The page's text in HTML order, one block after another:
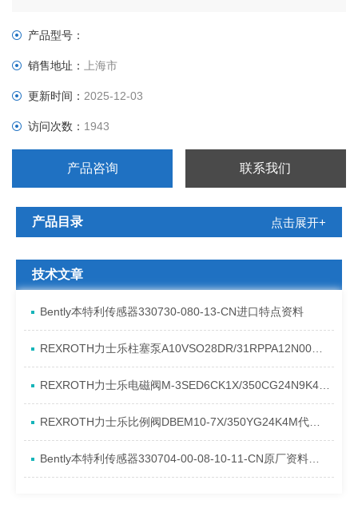
产品型号：
销售地址：上海市
更新时间：2025-12-03
访问次数： 1943
产品咨询 联系我们
产品目录 点击展开+
技术文章
Bently本特利传感器330730-080-13-CN进口特点资料
REXROTH力士乐柱塞泵A10VSO28DR/31RPPA12N00产品资料简介
REXROTH力士乐电磁阀M-3SED6CK1X/350CG24N9K4进口现货介绍
REXROTH力士乐比例阀DBEM10-7X/350YG24K4M代理资料
Bently本特利传感器330704-00-08-10-11-CN原厂资料介绍